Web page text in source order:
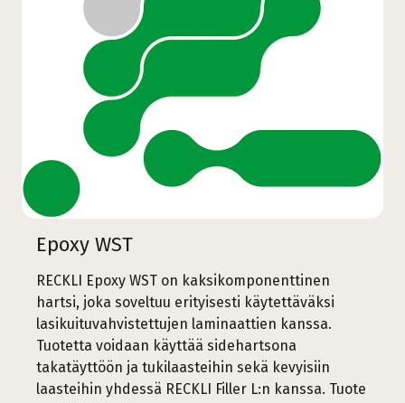
Epoxy WST
RECKLI Epoxy WST on kaksikomponenttinen
hartsi, joka soveltuu erityisesti käytettäväksi
lasikuituvahvistettujen laminaattien kanssa.
Tuotetta voidaan käyttää sidehartsona
takatäyttöön ja tukilaasteihin sekä kevyisiin
laasteihin yhdessä RECKLI Filler L:n kanssa. Tuote